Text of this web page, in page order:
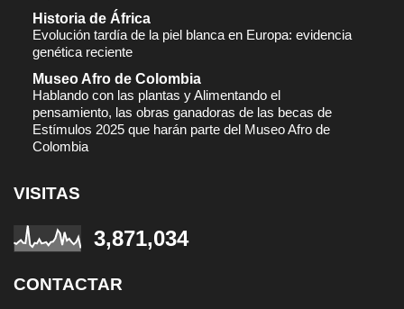
Historia de África
Evolución tardía de la piel blanca en Europa: evidencia
genética reciente
Museo Afro de Colombia
Hablando con las plantas y Alimentando el
pensamiento, las obras ganadoras de las becas de
Estímulos 2025 que harán parte del Museo Afro de
Colombia
VISITAS
3,871,034
CONTACTAR